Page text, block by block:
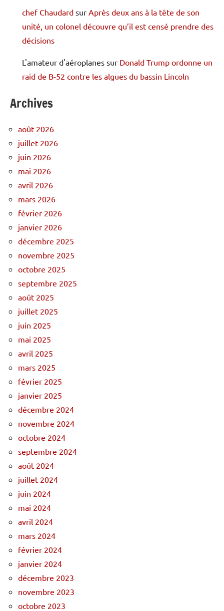
chef Chaudard sur Après deux ans à la tête de son
unité, un colonel découvre qu’il est censé prendre des
décisions
L'amateur d'aéroplanes sur Donald Trump ordonne un
raid de B-52 contre les algues du bassin Lincoln
Archives
août 2026
juillet 2026
juin 2026
mai 2026
avril 2026
mars 2026
février 2026
janvier 2026
décembre 2025
novembre 2025
octobre 2025
septembre 2025
août 2025
juillet 2025
juin 2025
mai 2025
avril 2025
mars 2025
février 2025
janvier 2025
décembre 2024
novembre 2024
octobre 2024
septembre 2024
août 2024
juillet 2024
juin 2024
mai 2024
avril 2024
mars 2024
février 2024
janvier 2024
décembre 2023
novembre 2023
octobre 2023